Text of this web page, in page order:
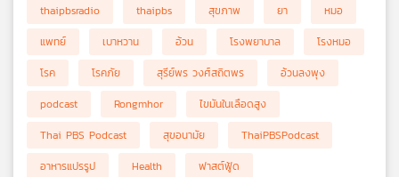
thaipbsradio thaipbs สุขภาพ ยา
หมอ
แพทย์
เบาหวาน อ้วน โรงพยาบาล
โรงหมอ
โรค
โรคภัย สุรีย์พร วงศ์สถิตพร
อ้วนลงพุง
podcast
Rongmhor
ไขมันในเลือดสูง
Thai PBS Podcast
สุขอนามัย
ThaiPBSPodcast
อาหารแปรรูป
Health
ฟาสต์ฟู้ด